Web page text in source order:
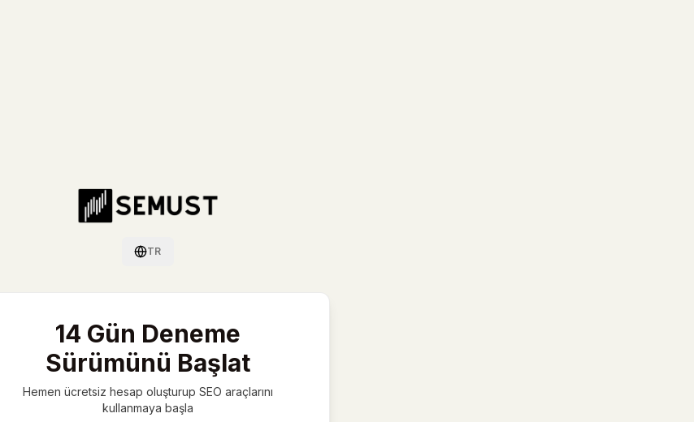
TR
Dil değiştir / Switch language
14 Gün Deneme
Sürümünü Başlat
Hemen ücretsiz hesap oluşturup SEO araçlarını
kullanmaya başla